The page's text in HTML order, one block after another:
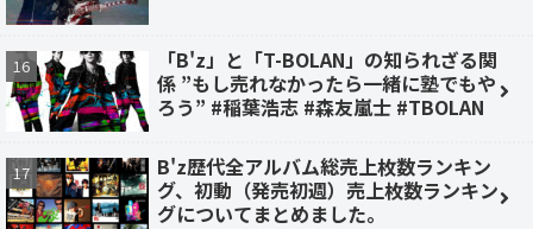
「B'z」と「T-BOLAN」の知られざる関
係 ”もし売れなかったら一緒に塾でもや
ろう” #稲葉浩志 #森友嵐士 #TBOLAN
B'z歴代全アルバム総売上枚数ランキン
グ、初動（発売初週）売上枚数ランキン
グについてまとめました。